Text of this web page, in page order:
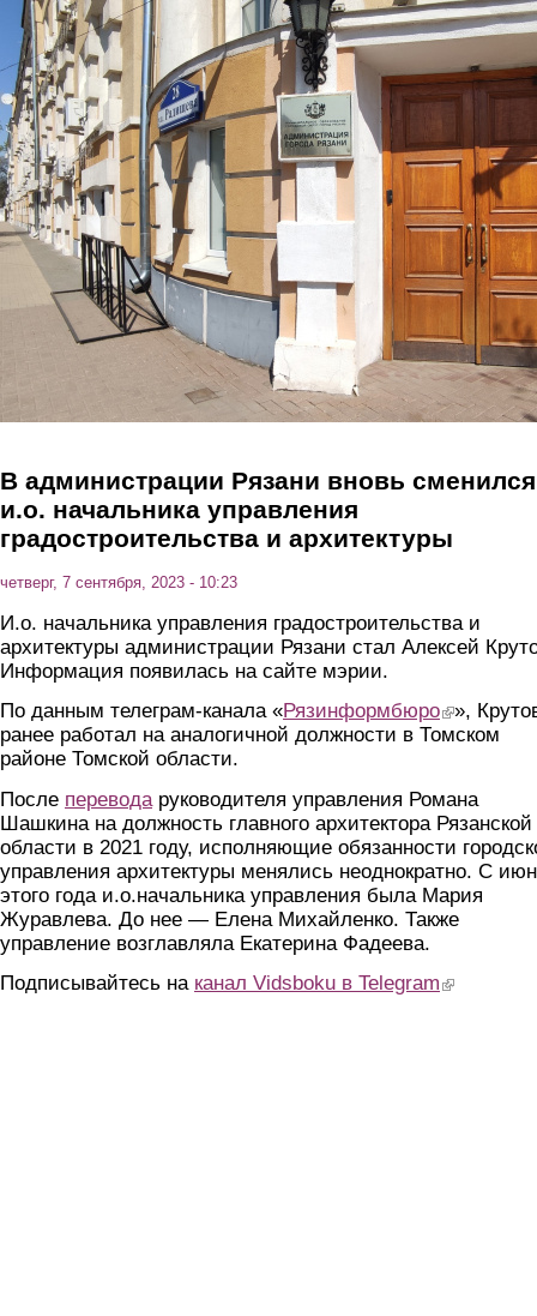
Перейти к основному содержанию
В администрации Рязани вновь сменился
и.о. начальника управления
градостроительства и архитектуры
четверг, 7 сентября, 2023 - 10:23
И.о. начальника управления градостроительства и
архитектуры администрации Рязани стал Алексей
Информация появилась на сайте мэрии.
По данным телеграм-канала «Рязинформбюро(link is
»,
ранее работал на аналогичной должности в Томском
районе Томской области.
После перевода руководителя управления Романа
Шашкина на должность главного архитектора Рязанской
области в 2021 году, исполняющие обязанности
управления архитектуры менялись неоднократно. С
этого года и.о.начальника управления была Мария
Журавлева. До нее — Елена Михайленко. Также
управление возглавляла Екатерина Фадеева.
Подписывайтесь на канал Vidsboku в Telegram (link is